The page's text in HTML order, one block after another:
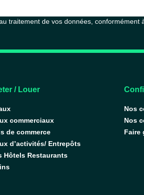
traitement de vos données, conformément
/ Louer
commerciaux
de commerce
d’activités/ Entrepôts
Hôtels Restaurants
Nos
Nos
Faire